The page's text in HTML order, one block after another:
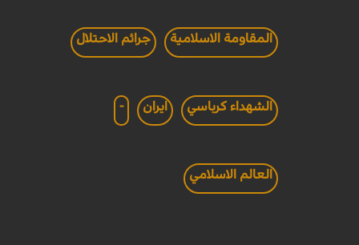
المقاومة الاسلامية جرائم الاحتلال
الشهداء كرباسي ايران -
العالم الاسلامي